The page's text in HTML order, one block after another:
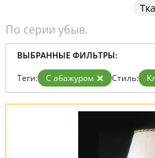
ВЫБРАННЫЕ ФИЛЬТРЫ:
Теги: С абажуром Стиль:
Вид:
Настольные лампы